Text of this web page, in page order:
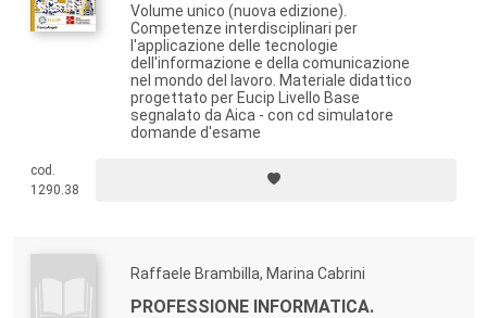
Volume unico (nuova edizione).
Competenze interdisciplinari per
l'applicazione delle tecnologie
dell'informazione e della comunicazione
nel mondo del lavoro. Materiale didattico
progettato per Eucip Livello Base
segnalato da Aica - con cd simulatore
domande d'esame
cod.
1290.38
Raffaele Brambilla, Marina Cabrini
PROFESSIONE INFORMATICA.